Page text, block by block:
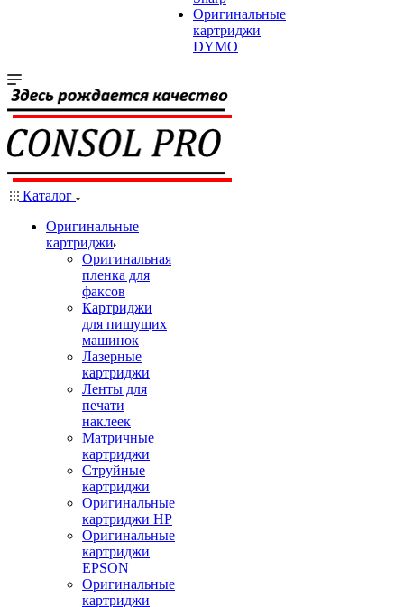
Оригинальные
картриджи
DYMO
Каталог
Оригинальные
картриджи
Оригинальная
пленка для
факсов
Картриджи
для пишущих
машинок
Лазерные
картриджи
Ленты для
печати
наклеек
Матричные
картриджи
Струйные
картриджи
Оригинальные
картриджи HP
Оригинальные
картриджи
EPSON
Оригинальные
картриджи